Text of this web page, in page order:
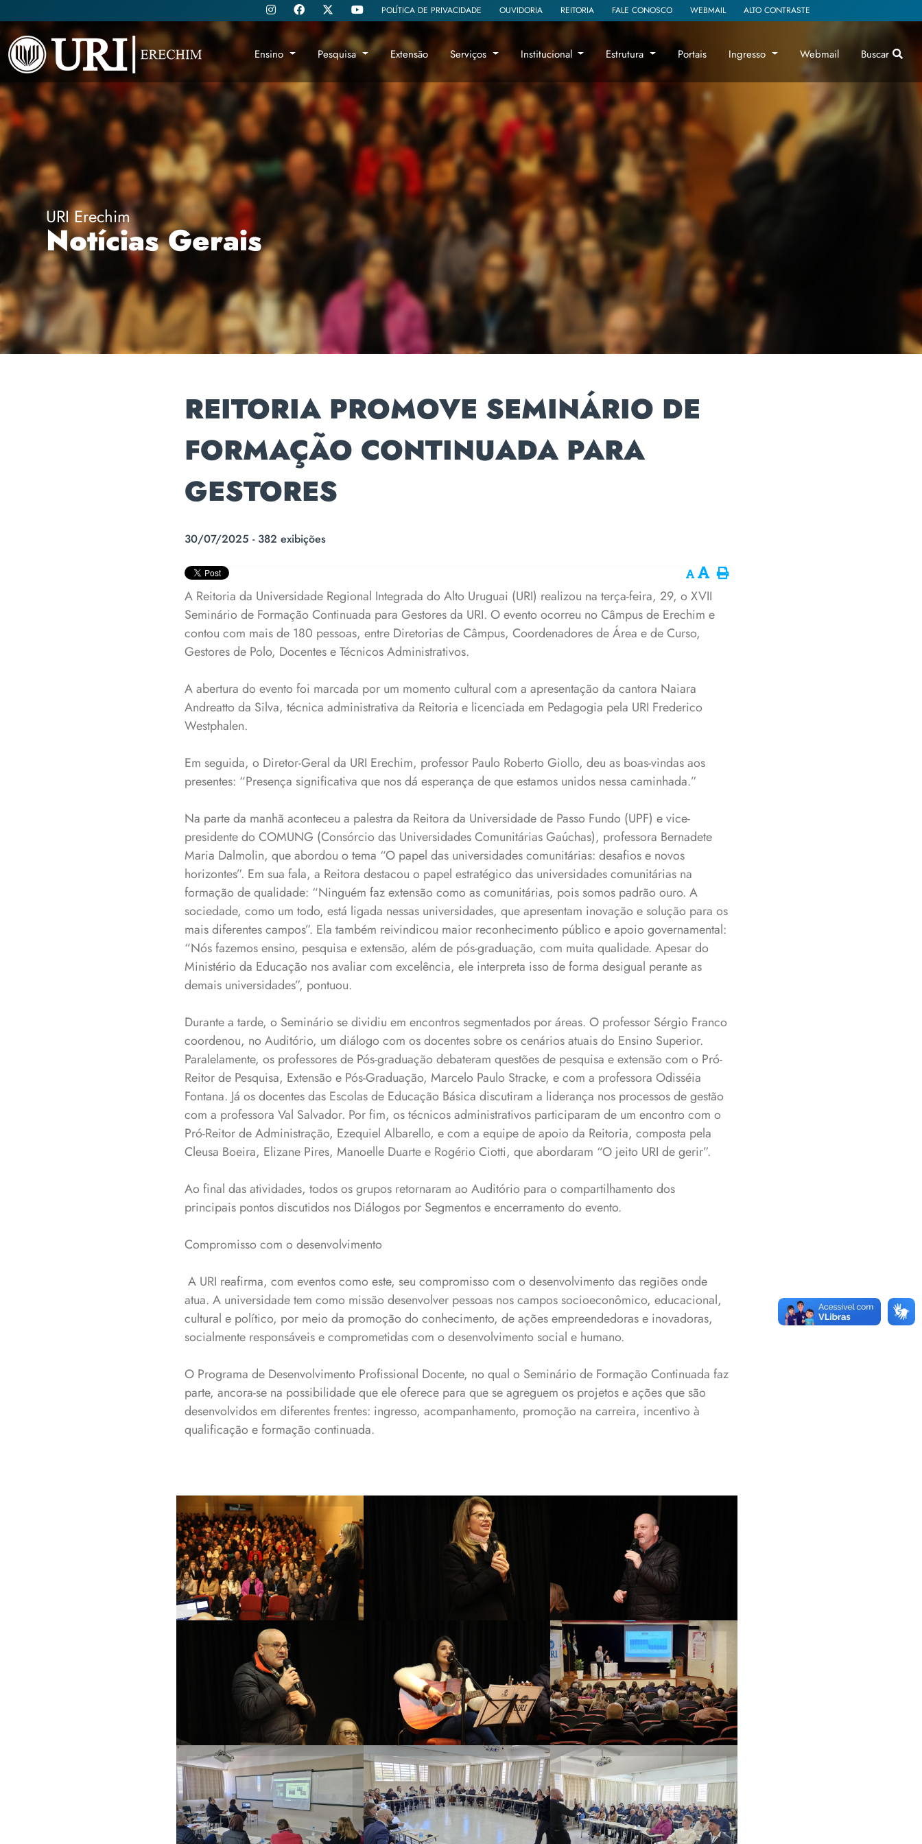
Ensino Pesquisa Extensão Serviços Institucional Estrutura Portais Ingresso Webmail Buscar
POLÍTICA DE PRIVACIDADE OUVIDORIA REITORIA FALE CONOSCO WEBMAIL ALTO CONTRASTE
URI Erechim
Notícias Gerais
REITORIA PROMOVE SEMINÁRIO DE
FORMAÇÃO CONTINUADA PARA
GESTORES
30/07/2025 - 382 exibições
A Reitoria da Universidade Regional Integrada do Alto Uruguai (URI) realizou na terça-feira, 29, o XVII
Seminário de Formação Continuada para Gestores da URI. O evento ocorreu no Câmpus de Erechim e
contou com mais de 180 pessoas, entre Diretorias de Câmpus, Coordenadores de Área e de Curso,
Gestores de Polo, Docentes e Técnicos Administrativos.
A abertura do evento foi marcada por um momento cultural com a apresentação da cantora Naiara
Andreatto da Silva, técnica administrativa da Reitoria e licenciada em Pedagogia pela URI Frederico
Westphalen.
Em seguida, o Diretor-Geral da URI Erechim, professor Paulo Roberto Giollo, deu as boas-vindas aos
presentes: “Presença significativa que nos dá esperança de que estamos unidos nessa caminhada.”
Na parte da manhã aconteceu a palestra da Reitora da Universidade de Passo Fundo (UPF) e vice-
presidente do COMUNG (Consórcio das Universidades Comunitárias Gaúchas), professora Bernadete
Maria Dalmolin, que abordou o tema “O papel das universidades comunitárias: desafios e novos
horizontes”. Em sua fala, a Reitora destacou o papel estratégico das universidades comunitárias na
formação de qualidade: “Ninguém faz extensão como as comunitárias, pois somos padrão ouro. A
sociedade, como um todo, está ligada nessas universidades, que apresentam inovação e solução para os
mais diferentes campos”. Ela também reivindicou maior reconhecimento público e apoio governamental:
“Nós fazemos ensino, pesquisa e extensão, além de pós-graduação, com muita qualidade. Apesar do
Ministério da Educação nos avaliar com excelência, ele interpreta isso de forma desigual perante as
demais universidades”, pontuou.
Durante a tarde, o Seminário se dividiu em encontros segmentados por áreas. O professor Sérgio Franco
coordenou, no Auditório, um diálogo com os docentes sobre os cenários atuais do Ensino Superior.
Paralelamente, os professores de Pós-graduação debateram questões de pesquisa e extensão com o Pró-
Reitor de Pesquisa, Extensão e Pós-Graduação, Marcelo Paulo Stracke, e com a professora Odisséia
Fontana. Já os docentes das Escolas de Educação Básica discutiram a liderança nos processos de gestão
com a professora Val Salvador. Por fim, os técnicos administrativos participaram de um encontro com o
Pró-Reitor de Administração, Ezequiel Albarello, e com a equipe de apoio da Reitoria, composta pela
Cleusa Boeira, Elizane Pires, Manoelle Duarte e Rogério Ciotti, que abordaram “O jeito URI de gerir”.
Ao final das atividades, todos os grupos retornaram ao Auditório para o compartilhamento dos
principais pontos discutidos nos Diálogos por Segmentos e encerramento do evento.
Compromisso com o desenvolvimento
A URI reafirma, com eventos como este, seu compromisso com o desenvolvimento das regiões onde
atua. A universidade tem como missão desenvolver pessoas nos campos socioeconômico, educacional,
cultural e político, por meio da promoção do conhecimento, de ações empreendedoras e inovadoras,
socialmente responsáveis e comprometidas com o desenvolvimento social e humano.
O Programa de Desenvolvimento Profissional Docente, no qual o Seminário de Formação Continuada faz
parte, ancora-se na possibilidade que ele oferece para que se agreguem os projetos e ações que são
desenvolvidos em diferentes frentes: ingresso, acompanhamento, promoção na carreira, incentivo à
qualificação e formação continuada.
Reitora Bernadete
Dalmolin: “Nenhum
outro país tem uma
uma política tão
equivocada na
educação como a
nossa”
Reitora Bernadete
Dalmolin: “Nenhum
outro país tem uma
uma política tão
equivocada na
educação como a
Diretor-Geral, Paulo
Giollo: “Presença
significativa nos dá
esperança de que
estamos unidos nessa
caminhada”
Reitor Arnaldo
Nogaro destacou
mobilização da URI
na busca de
alternativas para o
ensino comunitário
Momento cultural foi
proporcionado pela
cantora Naiara
Andreatto da Silva
Professor Sérgio
Franco falou sobre os
cenários atuais do
ensino superior
Professores de pós-
graduação trataram
da pesquisa e a
extensão na
universidade
Docentes das Escolas
falaram sobre
liderança nos
processos de gestão
Pró-Reitor de
Administração,
Ezequiel Albarello,
falou aos funcionários
do processo de